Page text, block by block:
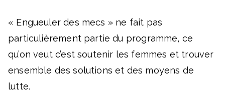
« Engueuler des mecs » ne fait pas
particulièrement partie du programme, ce
qu’on veut c’est soutenir les femmes et trouver
ensemble des solutions et des moyens de
lutte.